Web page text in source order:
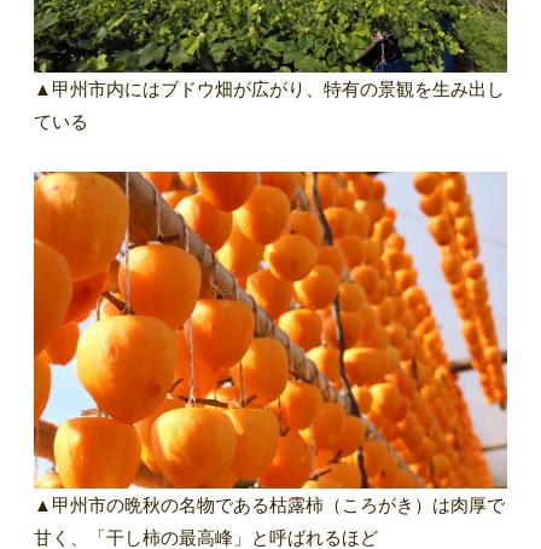
▲甲州市内にはブドウ畑が広がり、特有の景観を生み出し
ている
▲甲州市の晩秋の名物である枯露柿（ころがき）は肉厚で
甘く、「干し柿の最高峰」と呼ばれるほど